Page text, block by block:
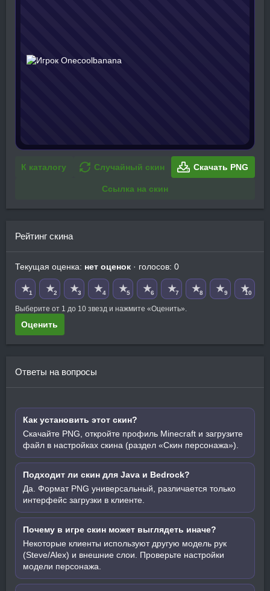
К каталогу Случайный скин Скачать PNG
Ссылка на скин
Рейтинг скина
Текущая оценка: нет оценок · голосов: 0
★1 ★2 ★3 ★4 ★5 ★6 ★7 ★8 ★9 ★10
Выберите от 1 до 10 звезд и нажмите «Оценить».
Оценить
Ответы на вопросы
Как установить этот скин?
Скачайте PNG, откройте профиль Minecraft и загрузите
файл в настройках скина (раздел «Скин персонажа»).
Подходит ли скин для Java и Bedrock?
Да. Формат PNG универсальный, различается только
интерфейс загрузки в клиенте.
Почему в игре скин может выглядеть иначе?
Некоторые клиенты используют другую модель рук
(Steve/Alex) и внешние слои. Проверьте настройки
модели персонажа.